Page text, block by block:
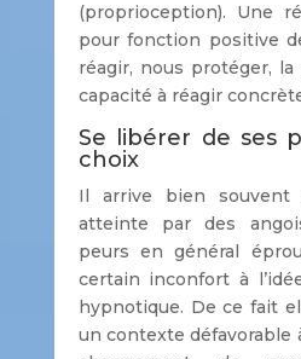
(proprioception). Une
pour fonction positive
réagir, nous protéger,
capacité à réagir
Se libérer de ses
choix
Il arrive bien souvent
atteinte par des
peurs en général
certain inconfort à
hypnotique. De ce fait
un contexte défavorable